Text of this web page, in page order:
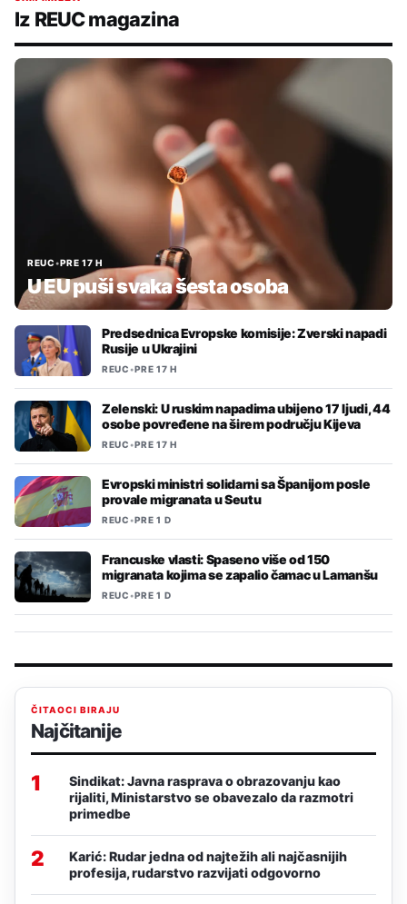
Iz REUC magazina
REUC•PRE 17 H
U EU puši svaka šesta osoba
Predsednica Evropske komisije: Zverski napadi
Rusije u Ukrajini
REUC•PRE 17 H
Zelenski: U ruskim napadima ubijeno 17 ljudi, 44
osobe povređene na širem području Kijeva
REUC•PRE 17 H
Evropski ministri solidarni sa Španijom posle
provale migranata u Seutu
REUC•PRE 1 D
Francuske vlasti: Spaseno više od 150
migranata kojima se zapalio čamac u Lamanšu
REUC•PRE 1 D
ČITAOCI BIRAJU
Najčitanije
1
Sindikat: Javna rasprava o obrazovanju kao
rijaliti, Ministarstvo se obavezalo da razmotri
primedbe
2
Karić: Rudar jedna od najtežih ali najčasnijih
profesija, rudarstvo razvijati odgovorno